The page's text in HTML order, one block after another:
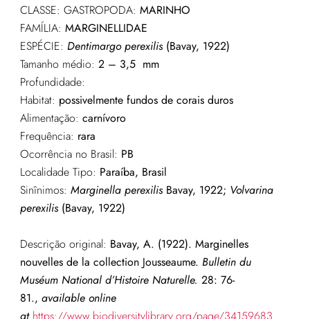
CLASSE: GASTROPODA: MARINHO
FAMÍLIA: MARGINELLIDAE
ESPÉCIE: Dentimargo perexilis(Bavay, 1922)
Tamanho médio: 2 – 3,5 mm
Profundidade:
Habitat: possivelmente fundos de corais duros
Alimentação: carnívoro
Frequência: rara
Ocorrência no Brasil: PB
Localidade Tipo: Paraíba, Brasil
Sinînimos: Marginella perexilisBavay, 1922; Volvarina
perexilis(Bavay, 1922)
Descrição original: Bavay, A. (1922). Marginelles
nouvelles de la collection Jousseaume. Bulletin du
Muséum National d’Histoire Naturelle. 28: 76-
81., available online